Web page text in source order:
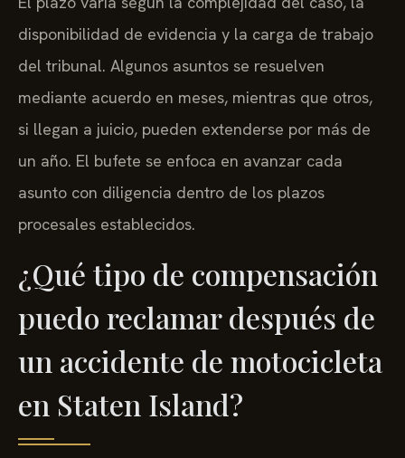
disponibilidad de evidencia y la carga de trabajo
del tribunal. Algunos asuntos se resuelven
mediante acuerdo en meses, mientras que otros,
si llegan a juicio, pueden extenderse por más de
un año. El bufete se enfoca en avanzar cada
asunto con diligencia dentro de los plazos
procesales establecidos.
¿Qué tipo de compensación
puedo reclamar después de
un accidente de motocicleta
en Staten Island?